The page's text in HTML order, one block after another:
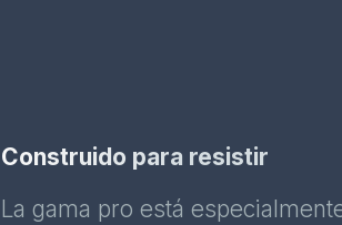
Construido para resistir
La gama pro está